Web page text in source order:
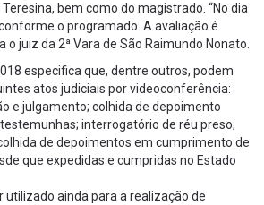
bem como do magistrado. “No dia
o programado. A avaliação é
o juiz da 2ª Vara de São Raimundo Nonato.
especifica que, dentre outros, podem
atos judiciais por videoconferência:
e julgamento; colhida de depoimento
interrogatório de réu preso;
de depoimentos em cumprimento de
que expedidas e cumpridas no Estado
utilizado ainda para a realização de